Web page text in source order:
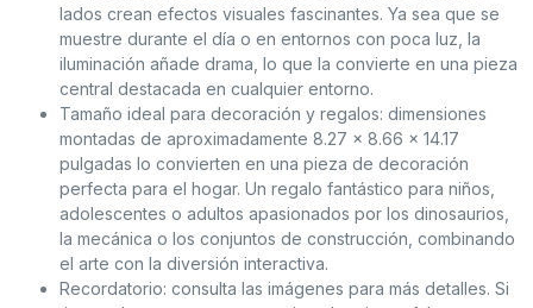
lados crean efectos visuales fascinantes. Ya sea que se
muestre durante el día o en entornos con poca luz, la
iluminación añade drama, lo que la convierte en una pieza
central destacada en cualquier entorno.
Tamaño ideal para decoración y regalos: dimensiones
montadas de aproximadamente 8.27 × 8.66 × 14.17
pulgadas lo convierten en una pieza de decoración
perfecta para el hogar. Un regalo fantástico para niños,
adolescentes o adultos apasionados por los dinosaurios,
la mecánica o los conjuntos de construcción, combinando
el arte con la diversión interactiva.
Recordatorio: consulta las imágenes para más detalles. Si